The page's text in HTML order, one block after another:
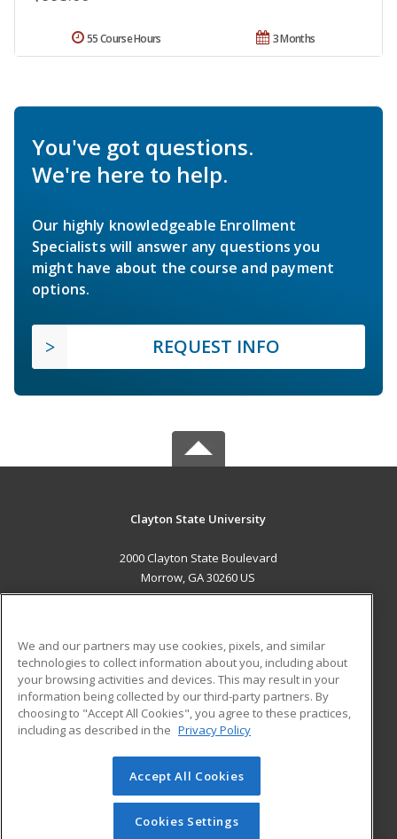
3 Months
55 Course Hours
You've got questions.
We're here to help.
Our highly knowledgeable Enrollment
Specialists will answer any questions you
might have about the course and payment
options.
REQUEST INFO
Clayton State University
2000 Clayton State Boulevard
Morrow, GA 30260 US
ADDITIONAL RESOURCES
Military
Financial Assistance
Help
Student Blog
© 2026 ed2go, a division of Cengage Learning. All rights
reserved. The material on this site cannot be reproduced or
redistributed unless you have obtained prior written
We and our partners may use cookies, pixels, and similar
technologies to collect information about you, including about
your browsing activities and devices. This may result in your
information being collected by our third-party partners. By
choosing to "Accept All Cookies", you agree to these practices,
including as described in the Privacy Policy
Accept All Cookies
Cookies Settings